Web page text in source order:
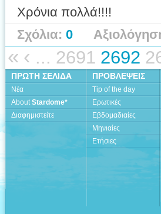
Χρόνια πολλά!!!!
Σχόλια: 0
« ‹ ... 2691 2692
ΠΡΩΤΗ ΣΕΛΙΔΑ
Νέα
AboutStardome*
Διαφημιστείτε
ΠΡΟΒΛΕΨΕΙΣ
Tip of the day
Ερωτικές
Εβδομαδιαίες
Μηνιαίες
Ετήσιες